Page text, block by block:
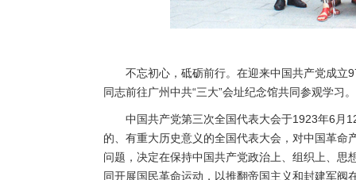
不忘初心，砥砺前行。在迎来中国共产党成立
同志前往广州中共“三大”会址纪念馆共同参观学习。
中国共产党第三次全国代表大会于1923年6月
的、有重大历史意义的全国代表大会，对中国革
问题，决定在保持中国共产党政治上、组织上、
同开展国民革命运动，以推翻帝国主义和封建军阀